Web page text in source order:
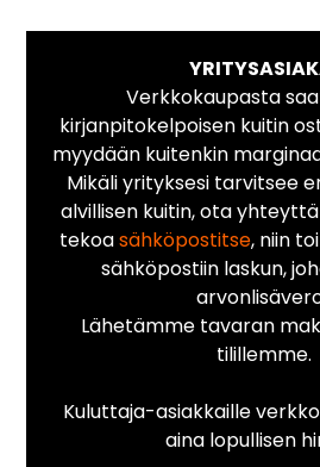
Verkkokaupasta
kirjanpitokelpoisen kuitin
myydään kuitenkin
Mikäli yrityksesi tarvitsee
alvillisen kuitin, ota
tekoasähköpostitse, niin
sähköpostiin laskun,
Lähetämme tavaran
tilillemme.
Kuluttaja-asiakkaille
aina lopullisen